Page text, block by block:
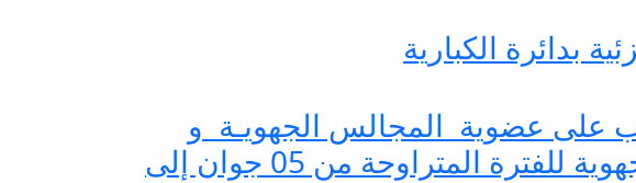
بدائرة الكبارية
بقرعة التناوب على عضوية المجالس الجهويـة و
قرعة التداول على رئاسة المجالس المحلية و المجالس الجهوية للفترة المتراوحة من 05 جوان إلى